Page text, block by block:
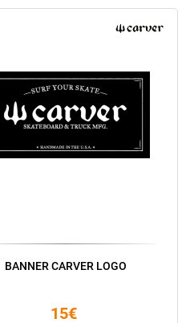
BANNER CARVER LOGO
15€